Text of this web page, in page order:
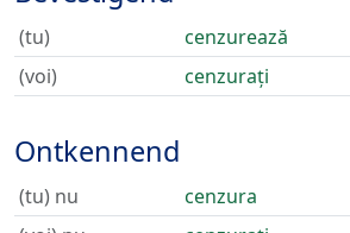
(tu)
cenzurează
(voi)
cenzurați
Ontkennend
(tu) nu
cenzura